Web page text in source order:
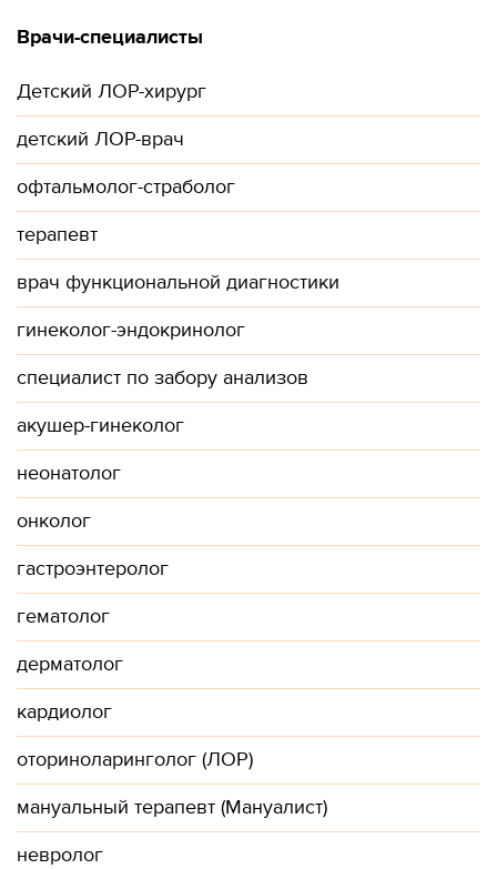
Врачи-специалисты
Детский ЛОР-хирург
детский ЛОР-врач
офтальмолог-страболог
терапевт
врач функциональной диагностики
гинеколог-эндокринолог
специалист по забору анализов
акушер-гинеколог
неонатолог
онколог
гастроэнтеролог
гематолог
дерматолог
кардиолог
оториноларинголог (ЛОР)
мануальный терапевт (Мануалист)
невролог